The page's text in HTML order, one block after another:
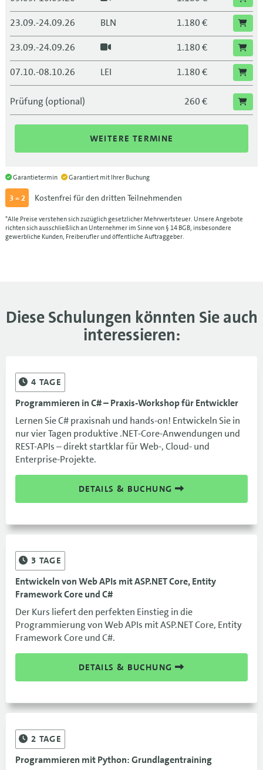
23.09.-24.09.26
BLN
1.180 €
23.09.-24.09.26
1.180 €
07.10.-08.10.26
LEI
1.180 €
07.10.-08.10.26
1.180 €
11.11.-12.11.26
1.180 €
25.11.-26.11.26
DRS
1.180 €
25.11.-26.11.26
Prüfung (optional) 260 €
WEITERE TERMINE
Garantietermin Garantiert mit Ihrer Buchung
3 = 2 Kostenfrei für den dritten Teilnehmenden
*Alle Preise verstehen sich zuzüglich gesetzlicher Mehrwertsteuer. Unsere Angebote
richten sich ausschließlich an Unternehmer im Sinne von § 14 BGB, insbesondere
gewerbliche Kunden, Freiberufler und öffentliche Auftraggeber.
Diese Schulungen könnten Sie auch
interessieren:
4 TAGE
Programmieren in C# – Praxis-Workshop für Entwickler
Lernen Sie C# praxisnah und hands-on! Entwickeln Sie in
nur vier Tagen produktive .NET-Core-Anwendungen und
REST-APIs – direkt startklar für Web-, Cloud- und
Enterprise-Projekte.
DETAILS & BUCHUNG
3 TAGE
Entwickeln von Web APIs mit ASP.NET Core, Entity
Framework Core und C#
Der Kurs liefert den perfekten Einstieg in die
Programmierung von Web APIs mit ASP.NET Core, Entity
Framework Core und C#.
DETAILS & BUCHUNG
2 TAGE
Programmieren mit Python: Grundlagentraining